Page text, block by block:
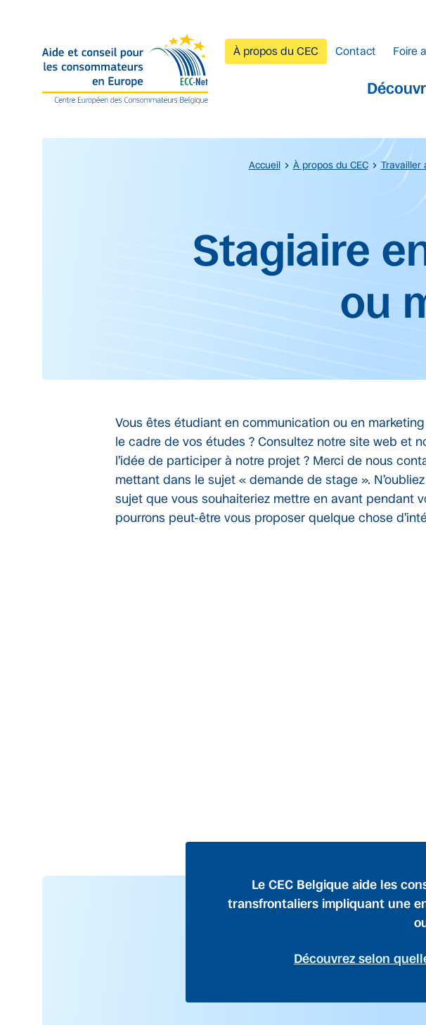
À propos du CEC Contact Foire
Accueil À propos du CEC Travailler
Stagiaire
ou
Vous êtes étudiant en communication ou en
le cadre de vos études ? Consultez notre site web et
l’idée de participer à notre projet ? Merci de nous
mettant dans le sujet « demande de stage ».
sujet que vous souhaiteriez mettre en avant pendant
pourrons peut-être vous proposer quelque chose
Le CEC Belgique aide les
transfrontaliers impliquant une
Découvrez selon